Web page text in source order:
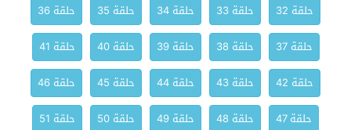
حلقة 32
حلقة 33 حلقة 34 حلقة 35
حلقة 36
حلقة 37
حلقة 38 حلقة 39 حلقة 40
حلقة 41
حلقة 42
حلقة 43 حلقة 44 حلقة 45
حلقة 46
حلقة 47
حلقة 48 حلقة 49 حلقة 50
حلقة 51